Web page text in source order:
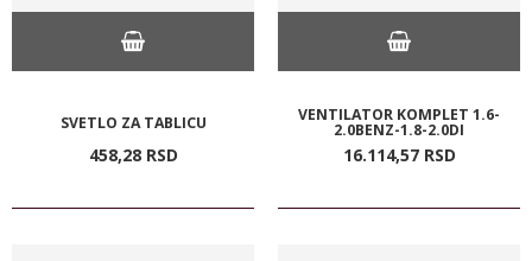
SVETLO ZA TABLICU
458,28 RSD
VENTILATOR KOMPLET 1.6-
2.0BENZ-1.8-2.0DI
16.114,57 RSD